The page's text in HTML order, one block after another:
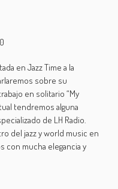
0
en Jazz Time a la
sobre su
en solitario “My
tendremos alguna
de LH Radio.
del jazz y world music en
con mucha elegancia y